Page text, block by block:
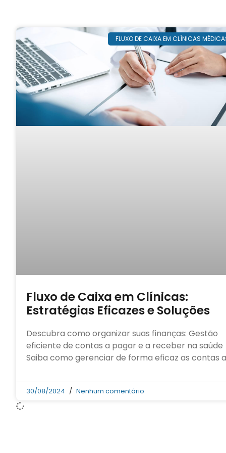
FLUXO DE CAIXA EM CLÍNICAS
Fluxo de Caixa em Clínicas:
Estratégias Eficazes e Soluções
Descubra como organizar suas finanças: Gestão
eficiente de contas a pagar e a receber na saúde
Saiba como gerenciar de forma eficaz as contas a
30/08/2024 Nenhum comentário